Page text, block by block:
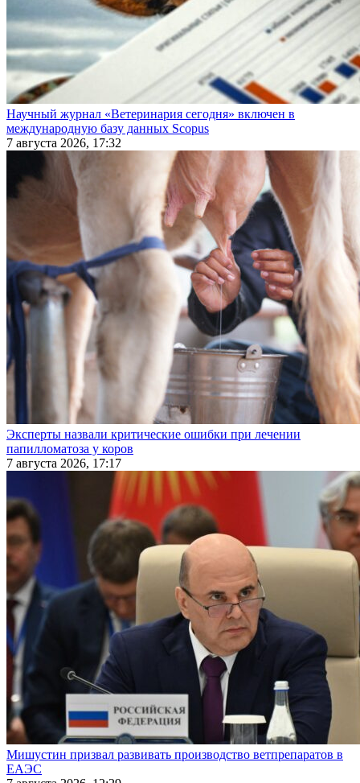
Научный журнал «Ветеринария сегодня» включен в
международную базу данных Scopus
7 августа 2026, 17:32
Эксперты назвали критические ошибки при лечении
папилломатоза у коров
7 августа 2026, 17:17
Мишустин призвал развивать производство ветпрепаратов в
ЕАЭС